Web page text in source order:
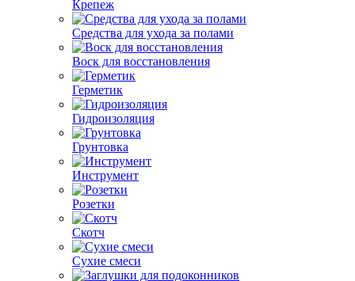
Крепеж
Средства для ухода за полами
Воск для восстановления
Герметик
Гидроизоляция
Грунтовка
Инструмент
Розетки
Скотч
Сухие смеси